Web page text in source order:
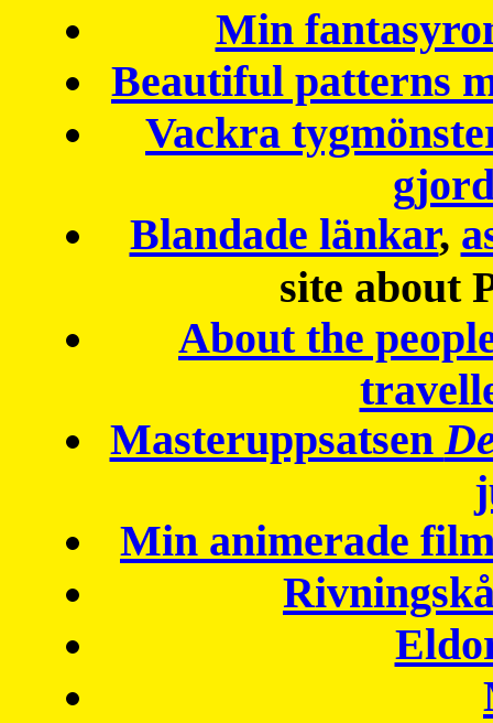
Min
Beautiful patterns
Vackra
Blandade länkar,
site about
About the
Masteruppsatsen
Min animerade